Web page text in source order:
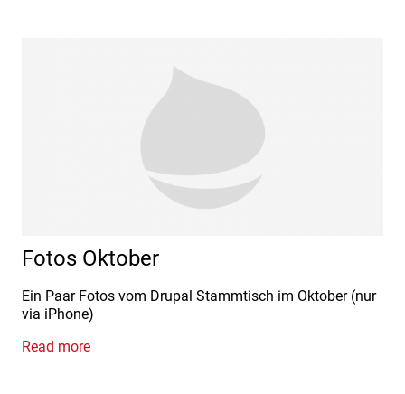
Fotos Oktober
Ein Paar Fotos vom Drupal Stammtisch im Oktober (nur
via iPhone)
Read more